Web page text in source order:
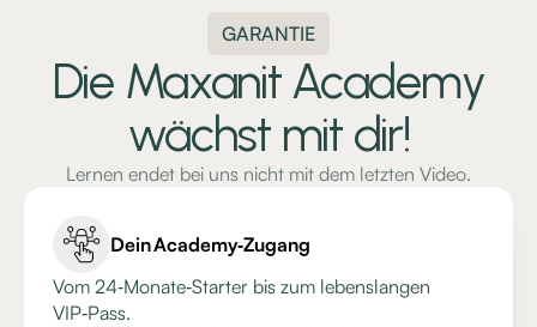
GARANTIE
Die Maxanit Academy
wächst mit dir!
Lernen endet bei uns nicht mit dem letzten Video.
Dein Academy‑Zugang
Vom 24‑Monate‑Starter bis zum lebenslangen
VIP‑Pass.